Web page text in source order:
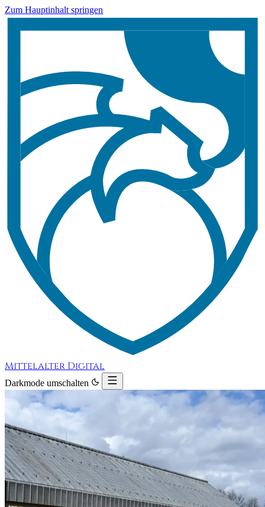
Zum Hauptinhalt springen
Mittelalter Digital
Darkmode umschalten